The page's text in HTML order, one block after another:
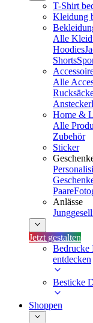
T-Shirt
Kleidung
Alle
Hoodies
Shorts
Alle
Anstecker
Home &
Alle
Zubehör
Sticker
Paare
Anlässe
Jetzt gestalten
Bedrucke
entdecken
Besticke
Shoppen